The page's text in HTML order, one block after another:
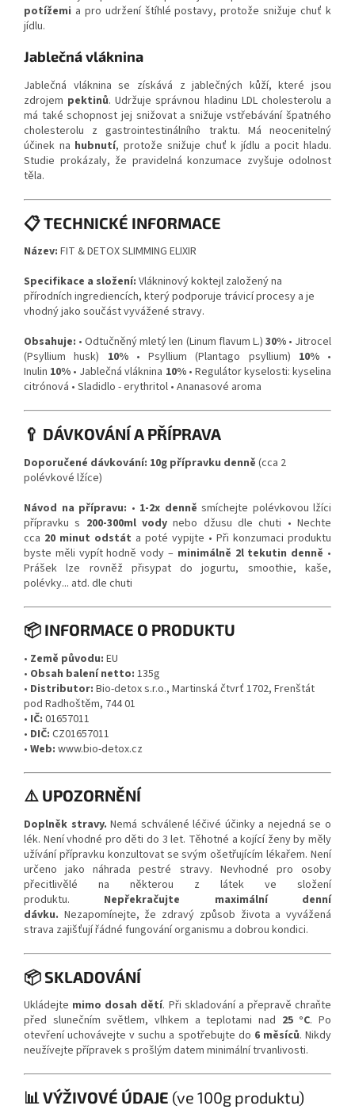
potížemi a pro udržení štíhlé postavy, protože snižuje chuť k
jídlu.
Jablečná vláknina
Jablečná vláknina se získává z jablečných kůží, které jsou
zdrojem pektinů. Udržuje správnou hladinu LDL cholesterolu a
má také schopnost jej snižovat a snižuje vstřebávání špatného
cholesterolu z gastrointestinálního traktu. Má neocenitelný
účinek na hubnutí, protože snižuje chuť k jídlu a pocit hladu.
Studie prokázaly, že pravidelná konzumace zvyšuje odolnost
těla.
📋 TECHNICKÉ INFORMACE
Název: FIT & DETOX SLIMMING ELIXIR
Specifikace a složení: Vlákninový koktejl založený na
přírodních ingrediencích, který podporuje trávicí procesy a je
vhodný jako součást vyvážené stravy.
Obsahuje: • Odtučněný mletý len (Linum flavum L.) 30% • Jitrocel
(Psyllium husk)
10% • Psyllium (Plantago psyllium) 10% •
Inulin 10% • Jablečná vláknina 10% • Regulátor kyselosti: kyselina
citrónová • Sladidlo - erythritol • Ananasové aroma
🥄 DÁVKOVÁNÍ A PŘÍPRAVA
Doporučené dávkování: 10g přípravku denně (cca 2
polévkové lžíce)
Návod na přípravu: • 1-2x denně smíchejte polévkovou lžíci
přípravku s 200-300ml vody nebo džusu dle chuti • Nechte
cca 20 minut odstát a poté vypijte • Při konzumaci produktu
byste měli vypít hodně vody – minimálně 2l tekutin denně •
Prášek lze rovněž přisypat do jogurtu, smoothie, kaše,
polévky... atd. dle chuti
📦 INFORMACE O PRODUKTU
• Země původu: EU
• Obsah balení netto: 135g
• Distributor: Bio-detox s.r.o., Martinská čtvrť 1702, Frenštát
pod Radhoštěm, 744 01
• IČ: 01657011
• DIČ: CZ01657011
• Web: www.bio-detox.cz
⚠️ UPOZORNĚNÍ
Doplněk stravy. Nemá schválené léčivé účinky a nejedná se o
lék. Není vhodné pro děti do 3 let. Těhotné a kojící ženy by měly
užívání přípravku konzultovat se svým ošetřujícím lékařem. Není
určeno jako náhrada pestré stravy. Nevhodné pro osoby
přecitlivělé na některou z látek ve složení
produktu.
Nepřekračujte maximální denní
dávku. Nezapomínejte, že zdravý způsob života a vyvážená
strava zajišťují řádné fungování organismu a dobrou kondici.
📦 SKLADOVÁNÍ
Ukládejte mimo dosah dětí. Při skladování a přepravě chraňte
před slunečním světlem, vlhkem a teplotami nad 25 °C. Po
otevření uchovávejte v suchu a spotřebujte do 6 měsíců. Nikdy
neužívejte přípravek s prošlým datem minimální trvanlivosti.
📊 VÝŽIVOVÉ ÚDAJE (ve 100g produktu)